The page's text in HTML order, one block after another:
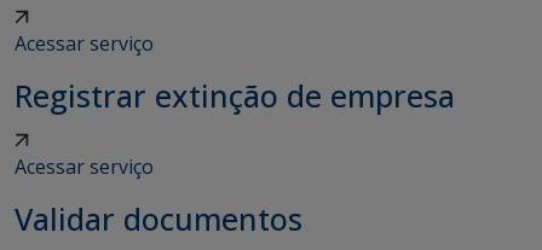
Acessar serviço
Registrar extinção de empresa
Acessar serviço
Validar documentos